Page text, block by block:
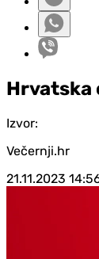
Hrvatska
Izvor:
Večernji.hr
21.11.2023